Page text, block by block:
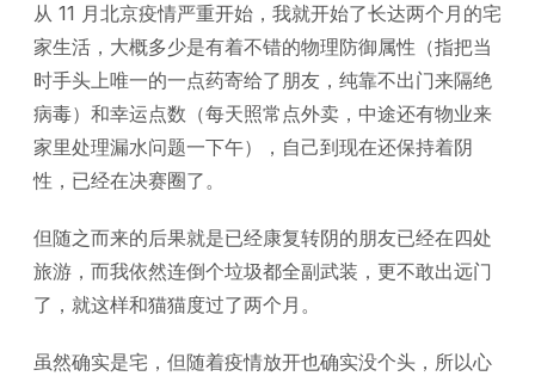
从 11 月北京疫情严重开始，我就开始了长达两个月的宅
家生活，大概多少是有着不错的物理防御属性（指把当
时手头上唯一的一点药寄给了朋友，纯靠不出门来隔绝
病毒）和幸运点数（每天照常点外卖，中途还有物业来
家里处理漏水问题一下午），自己到现在还保持着阴
性，已经在决赛圈了。
但随之而来的后果就是已经康复转阴的朋友已经在四处
旅游，而我依然连倒个垃圾都全副武装，更不敢出远门
了，就这样和猫猫度过了两个月。
虽然确实是宅，但随着疫情放开也确实没个头，所以心